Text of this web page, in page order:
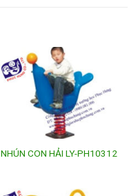
NHÚN CON HẢI LY-PH10312